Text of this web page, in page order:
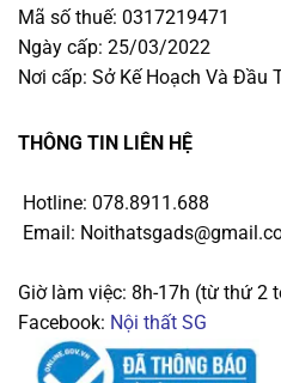
Mã số thuế: 0317219471
Ngày cấp: 25/03/2022
Nơi cấp: Sở Kế Hoạch Và Đầu
THÔNG TIN LIÊN HỆ
Hotline: 078.8911.688
Email:
Giờ làm việc: 8h-17h (từ thứ 2
Facebook: Nội thất SG